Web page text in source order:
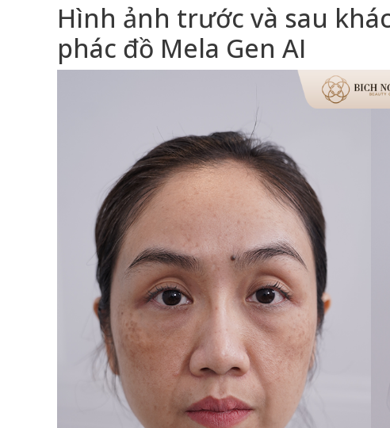
Hình ảnh trước và sau
phác đồ Mela Gen AI